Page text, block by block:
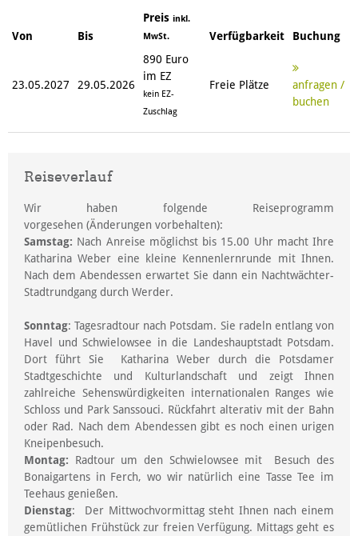
Von Bis
Preis inkl.
MwSt.
Verfügbarkeit Buchung
23.05.2027 29.05.2026
890 Euro
im EZ
kein EZ-
Zuschlag
Freie Plätze
anfragen /
buchen
Reiseverlauf
Wir haben folgende Reiseprogramm
vorgesehen (Änderungen vorbehalten):
Samstag: Nach Anreise möglichst bis 15.00 Uhr macht Ihre
Katharina Weber eine kleine Kennenlernrunde mit Ihnen.
Nach dem Abendessen erwartet Sie dann ein Nachtwächter-
Stadtrundgang durch Werder.
Sonntag: Tagesradtour nach Potsdam. Sie radeln entlang von
Havel und Schwielowsee in die Landeshauptstadt Potsdam.
Dort führt Sie Katharina Weber durch die Potsdamer
Stadtgeschichte und Kulturlandschaft und zeigt Ihnen
zahlreiche Sehenswürdigkeiten internationalen Ranges wie
Schloss und Park Sanssouci. Rückfahrt alterativ mit der Bahn
oder Rad. Nach dem Abendessen gibt es noch einen urigen
Kneipenbesuch.
Montag: Radtour um den Schwielowsee mit Besuch des
Bonaigartens in Ferch, wo wir natürlich eine Tasse Tee im
Teehaus genießen.
Dienstag: Der Mittwochvormittag steht Ihnen nach einem
gemütlichen Frühstück zur freien Verfügung. Mittags geht es